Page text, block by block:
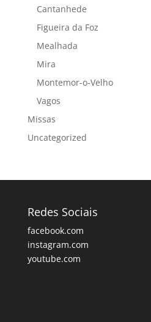
Cantanhede
Figueira da Foz
Mealhada
Mira
Montemor-o-Velho
Vagos
Missas
Uncategorized
Redes Sociais
facebook.com
instagram.com
youtube.com